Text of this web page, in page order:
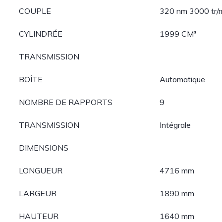
COUPLE 320 nm 3000 tr/
CYLINDRÉE 1999 CM³
TRANSMISSION
BOÎTE Automatique
NOMBRE DE RAPPORTS 9
TRANSMISSION Intégrale
DIMENSIONS
LONGUEUR 4716 mm
LARGEUR 1890 mm
HAUTEUR 1640 mm